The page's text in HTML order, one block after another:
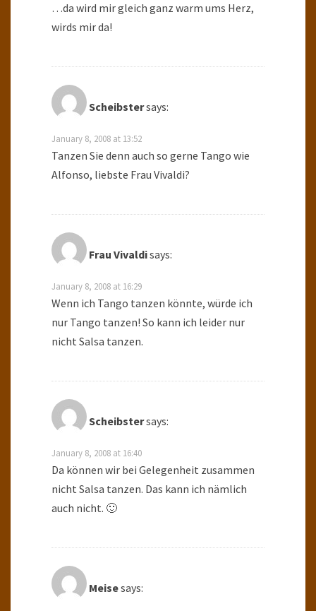
…da wird mir gleich ganz warm ums Herz,
wirds mir da!
Scheibstersays:
January 8, 2008 at 13:52
Tanzen Sie denn auch so gerne Tango wie
Alfonso, liebste Frau Vivaldi?
Frau Vivaldisays:
January 8, 2008 at 16:29
Wenn ich Tango tanzen könnte, würde ich
nur Tango tanzen! So kann ich leider nur
nicht Salsa tanzen.
Scheibstersays:
January 8, 2008 at 16:40
Da können wir bei Gelegenheit zusammen
nicht Salsa tanzen. Das kann ich nämlich
auch nicht. 🙂
Meisesays: